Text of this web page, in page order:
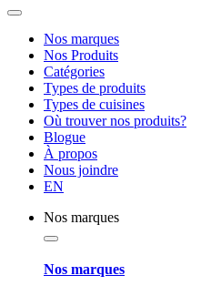
Nos marques
Nos Produits
Catégories
Types de produits
Types de cuisines
Où trouver nos produits?
Blogue
À propos
Nous joindre
EN
Nos marques
Nos marques